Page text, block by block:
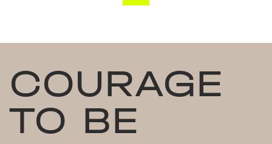
COURAGE
TO BE